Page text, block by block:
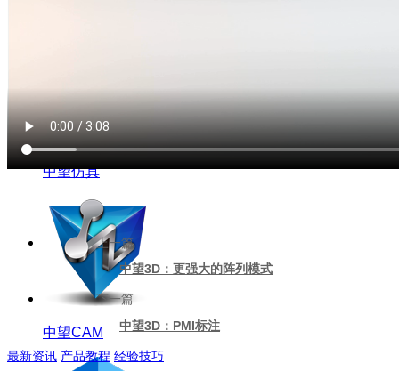
中望仿真
中望CAM
上一篇
中望3D：更强大的阵列模式
下一篇
中望3D：PMI标注
最新资讯 产品教程 经验技巧